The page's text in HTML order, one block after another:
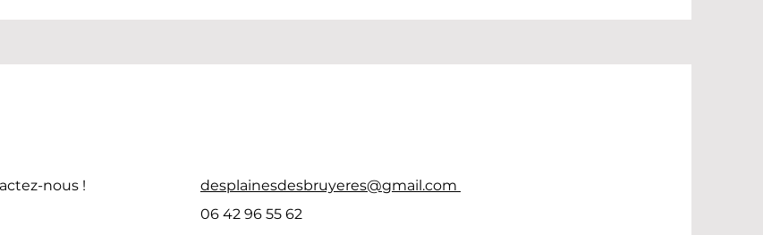
nous !
desplainesdesbruyeres@gmail.com
06 42 96 55 62